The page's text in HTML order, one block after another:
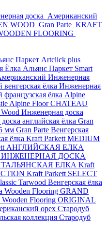
доска Американский
WOOD Gran Parte KRAFT
FLOORING
Паркет Artclick plus
Ёлка Альянс Паркет Smart
Инженерная
ёлка Инженерная
ёлка Alpine
Alpine Floor CHATEAU
Инженерная доска
английская ёлка Gran
мм Gran Parte Венгерская
ёлка Kraft Parkett MEDIUM
АНГЛИЙСКАЯ ЕЛКА
ИНЖЕНЕРНАЯ ДОСКА
ИТАЛЬЯНСКАЯ ЕЛКА Kraft
Kraft Parkett SELECT
Tarwood Венгерская ёлка
Wooden Flooring GRAND
Wooden Flooring ORIGINAL
орех Стародуб
коллекция Стародуб